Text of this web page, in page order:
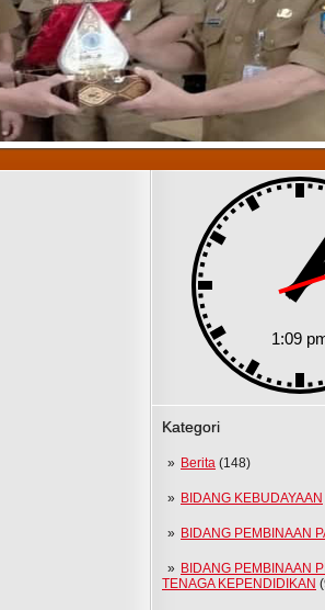
Kategori
Berita (148)
BIDANG KEBUDAYAAN
BIDANG PEMBINAAN
BIDANG PEMBINAAN
TENAGA KEPENDIDIKAN